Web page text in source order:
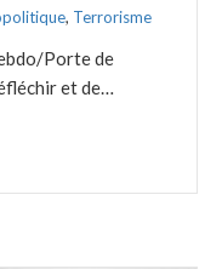
, Terrorisme
Porte de
et de…